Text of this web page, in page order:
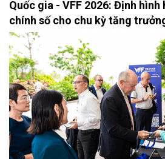
Quốc gia - VFF 2026: Định hình
chính số cho chu kỳ tăng